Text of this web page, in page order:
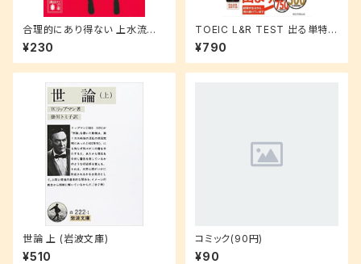
合理的にあり得ない 上水流涼
子の解明 (講談社文庫 ゆ 9-1)
¥230
TOEIC L&R TEST 出る単特急
金のフレーズ(増補改訂版)
¥790
世論 上 (岩波文庫)
¥510
コミック(90円)
¥90